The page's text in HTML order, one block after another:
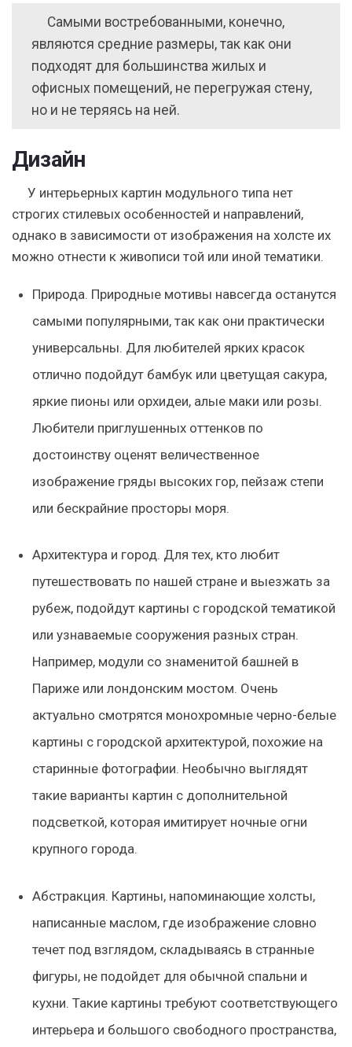
Самыми востребованными, конечно,
являются средние размеры, так как они
подходят для большинства жилых и
офисных помещений, не перегружая стену,
но и не теряясь на ней.
Дизайн
У интерьерных картин модульного типа нет
строгих стилевых особенностей и направлений,
однако в зависимости от изображения на холсте их
можно отнести к живописи той или иной тематики.
Природа. Природные мотивы навсегда останутся
самыми популярными, так как они практически
универсальны. Для любителей ярких красок
отлично подойдут бамбук или цветущая сакура,
яркие пионы или орхидеи, алые маки или розы.
Любители приглушенных оттенков по
достоинству оценят величественное
изображение гряды высоких гор, пейзаж степи
или бескрайние просторы моря.
Архитектура и город. Для тех, кто любит
путешествовать по нашей стране и выезжать за
рубеж, подойдут картины с городской тематикой
или узнаваемые сооружения разных стран.
Например, модули со знаменитой башней в
Париже или лондонским мостом. Очень
актуально смотрятся монохромные черно-белые
картины с городской архитектурой, похожие на
старинные фотографии. Необычно выглядят
такие варианты картин с дополнительной
подсветкой, которая имитирует ночные огни
крупного города.
Абстракция. Картины, напоминающие холсты,
написанные маслом, где изображение словно
течет под взглядом, складываясь в странные
фигуры, не подойдет для обычной спальни и
кухни. Такие картины требуют соответствующего
интерьера и большого свободного пространства,